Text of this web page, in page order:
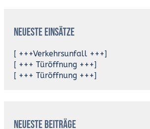
Neueste Einsätze
[ +++Verkehrsunfall +++]
[ +++ Türöffnung +++]
[ +++ Türöffnung +++]
Neueste Beiträge